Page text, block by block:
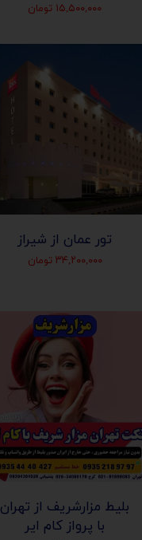
۱۵,۵۰۰,۰۰۰ تومان
تور عمان از شیراز
۳۴,۲۰۰,۰۰۰ تومان
بلیط مزارشریف از تهران
با پرواز کام ایر